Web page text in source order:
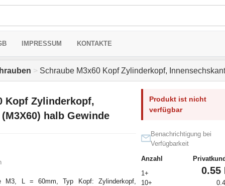
IMPRESSUM KONTAKTE
> Schraube M3x60 Kopf Zylinderkopf,
Kopf Zylinderkopf,
halb Gewinde
M3, L = 60mm, Typ Kopf: Zylinderkopf,
Produkt ist nicht
verfügbar
Benachrichtigung bei
Verfügbarkeit
Anzahl
1+
0.55
10+